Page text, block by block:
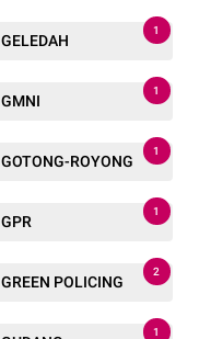
GELEDAH
1
GMNI
1
GOTONG-ROYONG
1
GPR
1
GREEN POLICING
2
1